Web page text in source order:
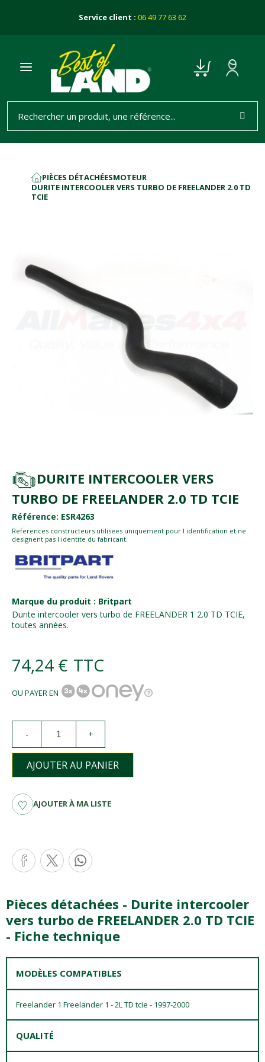
Service client : 06 49 77 63 62
ACCUEIL
PIÈCES DÉTACHÉESMOTEUR
DURITE INTERCOOLER VERS TURBO DE FREELANDER 2.0 TD
TCIE
DURITE INTERCOOLER VERS
TURBO DE FREELANDER 2.0 TD TCIE
Référence: ESR4263
References constructeurs utilisees uniquement pour l identification et ne
designent pas l identite du fabricant.
Marque du produit : Britpart
Durite intercooler vers turbo de FREELANDER 1 2.0 TD TCIE,
toutes années.
74,24 € TTC
OU PAYER EN
- +
AJOUTER AU PANIER
AJOUTER À MA LISTE
Pièces détachées - Durite intercooler
vers turbo de FREELANDER 2.0 TD TCIE
- Fiche technique
MODÈLES COMPATIBLES
Freelander 1 Freelander 1 - 2L TD tcie - 1997-2000
QUALITÉ